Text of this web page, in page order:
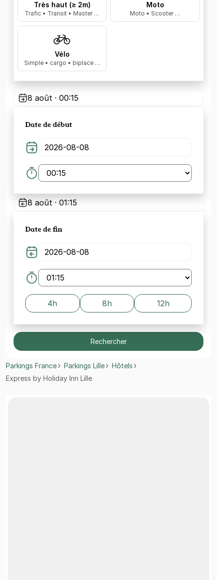
Très haut (≥ 2m)
Trafic • Transit • Master …
Moto
Moto • Scooter …
Vélo
Simple • cargo • biplace …
8 août · 00:15
Date de début
8 août · 01:15
Date de fin
4h 8h 12h
Rechercher
Parkings France Parkings Lille
Hôtels
Express by Holiday Inn Lille